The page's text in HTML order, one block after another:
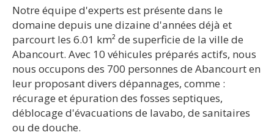
Notre équipe d'experts est présente dans le
domaine depuis une dizaine d'années déjà et
parcourt les 6.01 km² de superficie de la ville de
Abancourt. Avec 10 véhicules préparés actifs, nous
nous occupons des 700 personnes de Abancourt en
leur proposant divers dépannages, comme :
récurage et épuration des fosses septiques,
déblocage d'évacuations de lavabo, de sanitaires
ou de douche.